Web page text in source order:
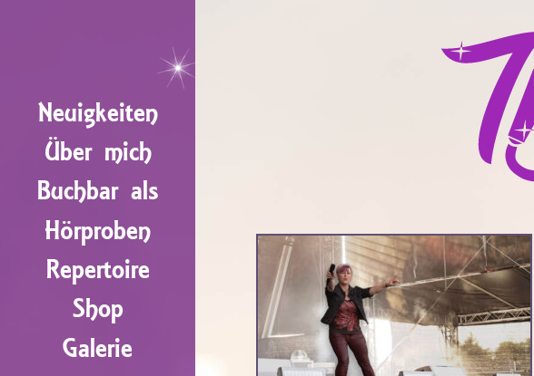
Neuigkeiten
Über mich
Buchbar als
Hörproben
Repertoire
Shop
Galerie